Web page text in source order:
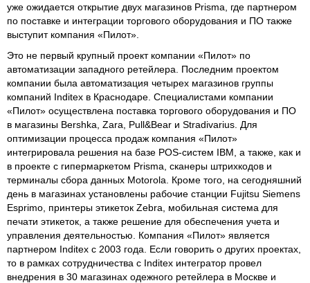
уже ожидается открытие двух магазинов Prisma, где партнером
по поставке и интеграции торгового оборудования и ПО также
выступит компания «Пилот».
Это не первый крупный проект компании «Пилот» по
автоматизации западного ретейлера. Последним проектом
компании была автоматизация четырех магазинов группы
компаний Inditex в Краснодаре. Специалистами компании
«Пилот» осуществлена поставка торгового оборудования и ПО
в магазины Bershka, Zara, Pull&Bear и Stradivarius. Для
оптимизации процесса продаж компания «Пилот»
интегрировала решения на базе POS-систем IBM, а также, как и
в проекте с гипермаркетом Prisma, сканеры штрихкодов и
терминалы сбора данных Motorola. Кроме того, на сегодняшний
день в магазинах установлены рабочие станции Fujitsu Siemens
Esprimo, принтеры этикеток Zebra, мобильная система для
печати этикеток, а также решение для обеспечения учета и
управления деятельностью. Компания «Пилот» является
партнером Inditex с 2003 года. Если говорить о других проектах,
то в рамках сотрудничества с Inditex интегратор провел
внедрения в 30 магазинах одежного ретейлера в Москве и